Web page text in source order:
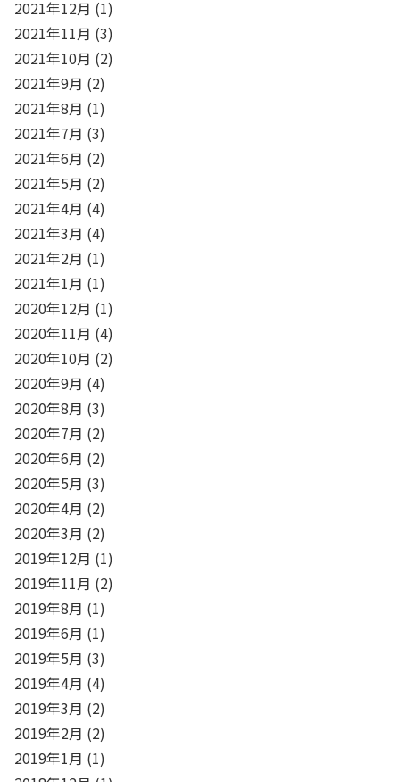
2021年12月 (1)
2021年11月 (3)
2021年10月 (2)
2021年9月 (2)
2021年8月 (1)
2021年7月 (3)
2021年6月 (2)
2021年5月 (2)
2021年4月 (4)
2021年3月 (4)
2021年2月 (1)
2021年1月 (1)
2020年12月 (1)
2020年11月 (4)
2020年10月 (2)
2020年9月 (4)
2020年8月 (3)
2020年7月 (2)
2020年6月 (2)
2020年5月 (3)
2020年4月 (2)
2020年3月 (2)
2019年12月 (1)
2019年11月 (2)
2019年8月 (1)
2019年6月 (1)
2019年5月 (3)
2019年4月 (4)
2019年3月 (2)
2019年2月 (2)
2019年1月 (1)